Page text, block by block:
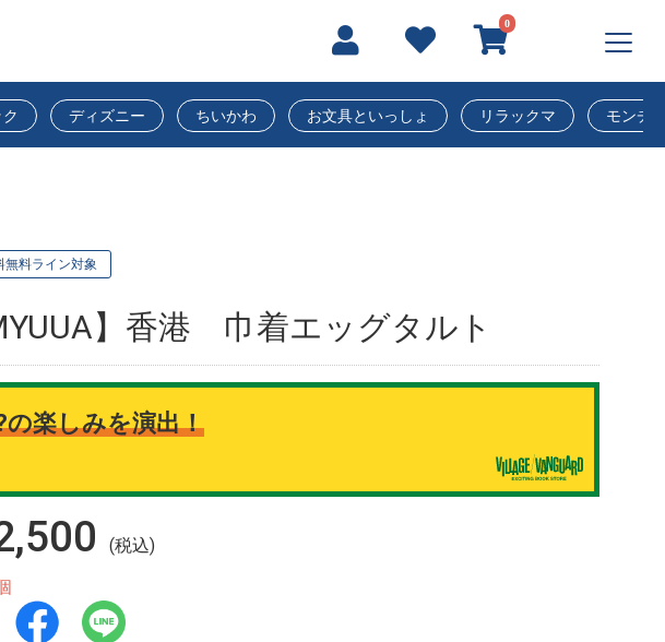
0
ディズニー ちいかわ お文具といっしょ リラックマ モンチ
無料ライン対象
】香港 巾着エッグタルト
の楽しみを演出！
(税込)